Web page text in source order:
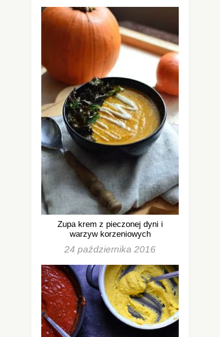
Zupa krem z pieczonej dyni i
warzyw korzeniowych
24 października 2016